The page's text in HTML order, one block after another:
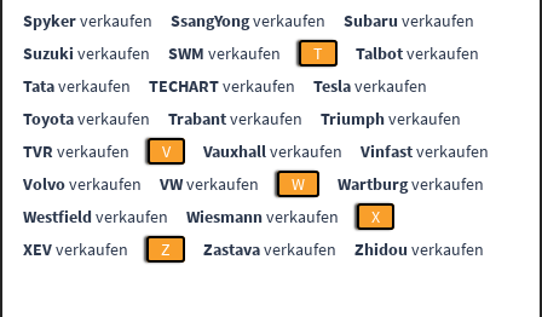
Spykerverkaufen SsangYongverkaufen Subaru verkaufen
Suzuki verkaufen SWM verkaufen T Talbotverkaufen
Tataverkaufen TECHARTverkaufen Teslaverkaufen
Toyotaverkaufen Trabantverkaufen Triumphverkaufen
TVR verkaufen V Vauxhallverkaufen Vinfastverkaufen
Volvoverkaufen VWverkaufen W Wartburgverkaufen
Westfieldverkaufen Wiesmannverkaufen
X
XEVverkaufen Z Zastavaverkaufen Zhidou verkaufen